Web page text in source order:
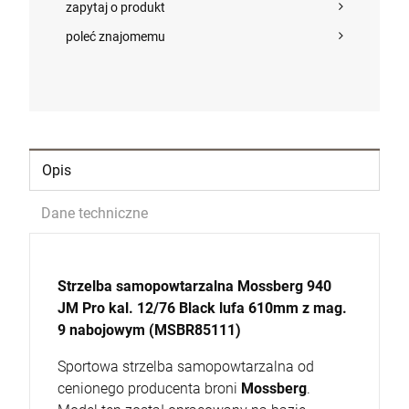
DO KOSZYKA
zapytaj o produkt
poleć znajomemu
Opis
Dane techniczne
Strzelba samopowtarzalna Mossberg 940
JM Pro kal. 12/76 Black lufa 610mm z mag.
9 nabojowym (MSBR85111)
Sportowa strzelba samopowtarzalna od
cenionego producenta broni Mossberg.